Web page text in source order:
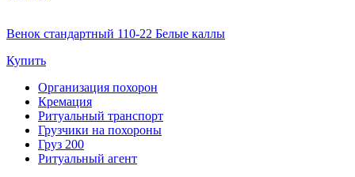
Венок стандартный 110-22 Белые каллы
Купить
Организация похорон
Кремация
Ритуальный транспорт
Грузчики на похороны
Груз 200
Ритуальный агент